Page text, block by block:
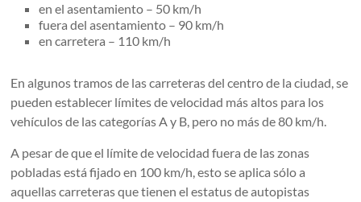
en el asentamiento – 50 km/h
fuera del asentamiento – 90 km/h
en carretera – 110 km/h
En algunos tramos de las carreteras del centro de la ciudad, se
pueden establecer límites de velocidad más altos para los
vehículos de las categorías A y B, pero no más de 80 km/h.
A pesar de que el límite de velocidad fuera de las zonas
pobladas está fijado en 100 km/h, esto se aplica sólo a
aquellas carreteras que tienen el estatus de autopistas